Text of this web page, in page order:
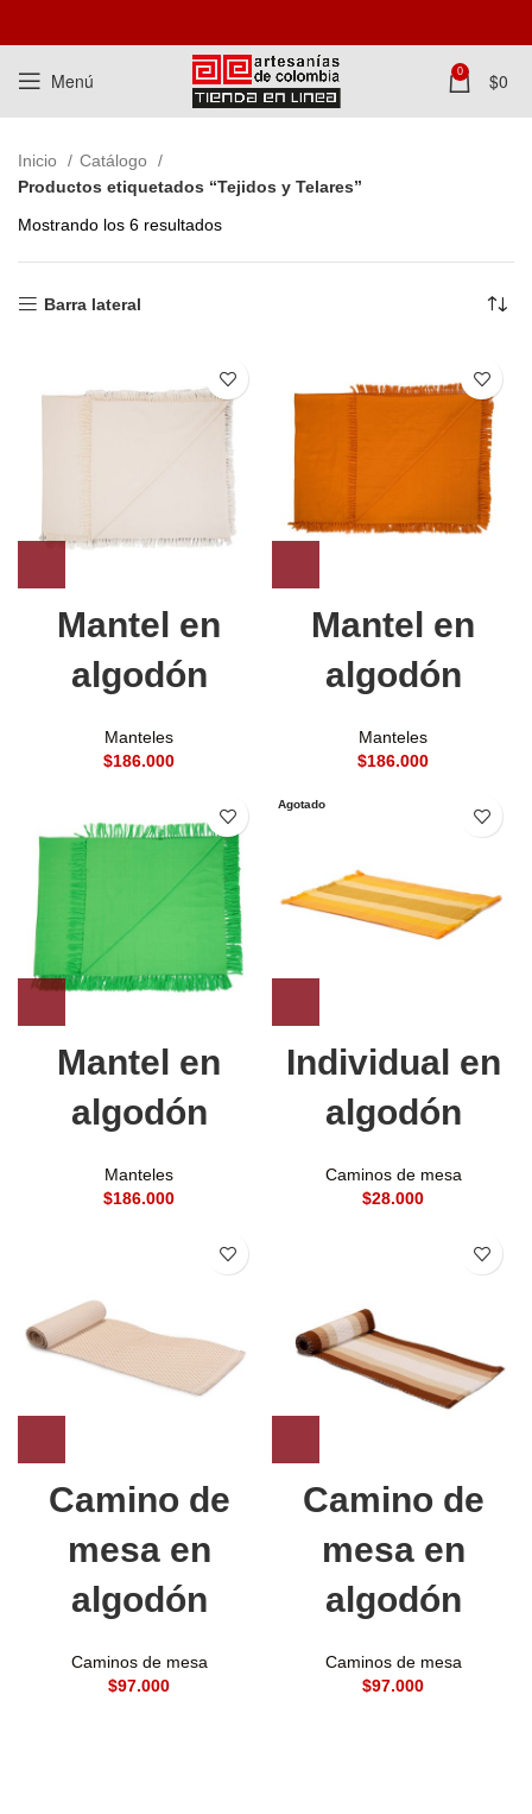
Menú 0 $0
Inicio
Catálogo
Productos etiquetados “Tejidos y Telares”
Mostrando los 6 resultados
Barra lateral
Mantel en
algodón
Manteles
$
Mantel en
algodón
Manteles
$
Mantel en
algodón
Manteles
$
Agotado
Individual en
algodón
Caminos de mesa
$
Camino de
mesa en
algodón
Caminos de mesa
$
Camino de
mesa en
algodón
Caminos de mesa
$